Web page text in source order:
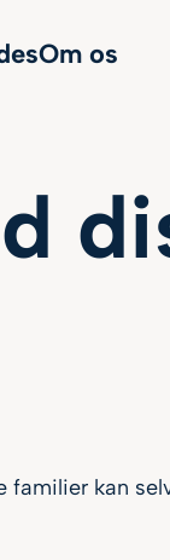
Om os
kan